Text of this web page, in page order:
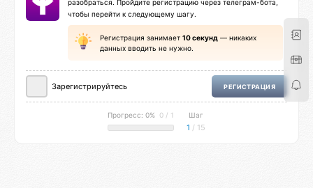
разобраться. Пройдите регистрацию через телеграм-бота,
чтобы перейти к следующему шагу.
Регистрация занимает 10 секунд — никаких
данных вводить не нужно.
Зарегистрируйтесь РЕГИСТРАЦИЯ
Прогресс: 0% 0 / 1 Шаг
1 / 15